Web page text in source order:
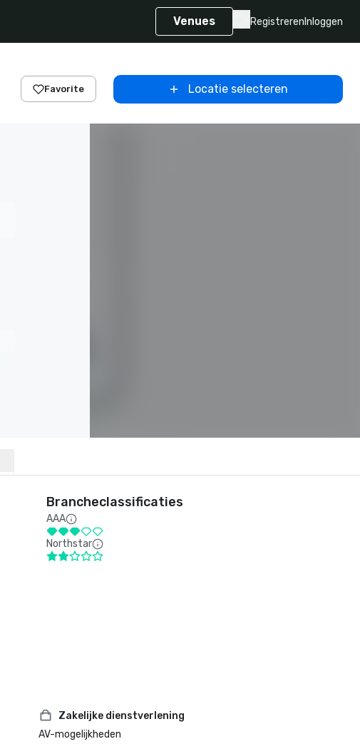
Venues Registreren Inloggen
Favorite Locatie selecteren
Brancheclassificaties
AAA
Northstar
Zakelijke dienstverlening
AV-mogelijkheden